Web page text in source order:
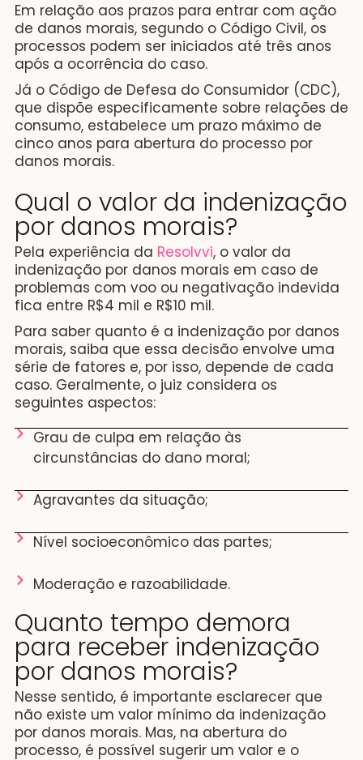
Em relação aos prazos para entrar com ação
de danos morais, segundo o Código Civil, os
processos podem ser iniciados até três anos
após a ocorrência do caso.
Já o Código de Defesa do Consumidor (CDC),
que dispõe especificamente sobre relações de
consumo, estabelece um prazo máximo de
cinco anos para abertura do processo por
danos morais.
Qual o valor da indenização
por danos morais?
Pela experiência da Resolvvi, o valor da
indenização por danos morais em caso de
problemas com voo ou negativação indevida
fica entre R$4 mil e R$10 mil.
Para saber quanto é a indenização por danos
morais, saiba que essa decisão envolve uma
série de fatores e, por isso, depende de cada
caso. Geralmente, o juiz considera os
seguintes aspectos:
Grau de culpa em relação às
circunstâncias do dano moral;
Agravantes da situação;
Nível socioeconômico das partes;
Moderação e razoabilidade.
Quanto tempo demora
para receber indenização
por danos morais?
Nesse sentido, é importante esclarecer que
não existe um valor mínimo da indenização
por danos morais. Mas, na abertura do
processo, é possível sugerir um valor e o